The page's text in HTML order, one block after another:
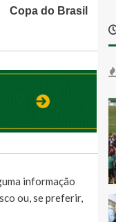
Copa do Brasil
informação
ou, se preferir,